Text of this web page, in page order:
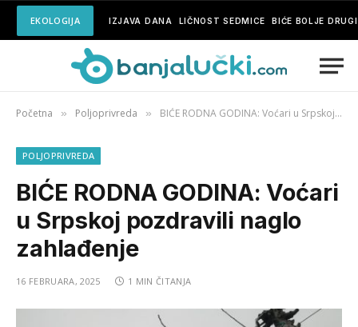
EKOLOGIJA IZJAVA DANA LIČNOST SEDMICE BIĆE BOLJE
Početna » Poljoprivreda » BIĆE RODNA GODINA: Voćari u Srpskoj pozdravili naglo zahlađenje
POLJOPRIVREDA
BIĆE RODNA GODINA: Voćari
u Srpskoj pozdravili naglo
zahlađenje
16 FEBRUARA, 2025 1 MIN ČITANJA